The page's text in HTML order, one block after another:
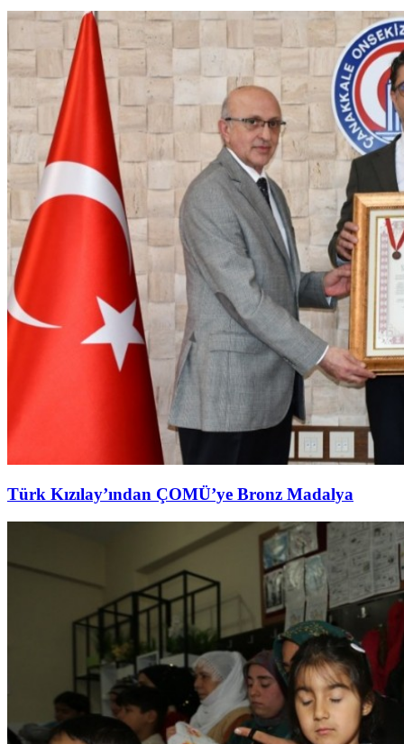
Türk Kızılay’ından ÇOMÜ’ye Bronz Madalya